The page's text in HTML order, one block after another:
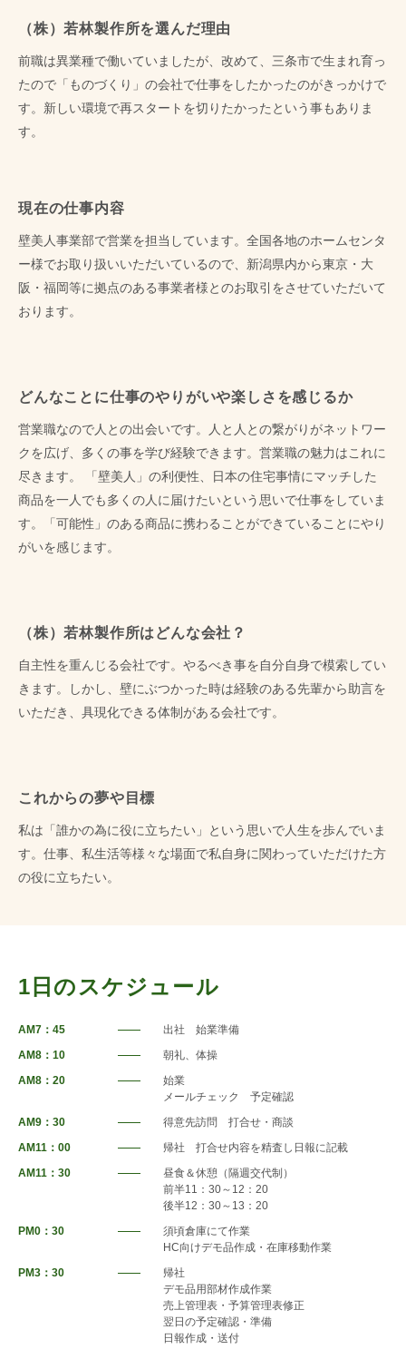
（株）若林製作所を選んだ理由
前職は異業種で働いていましたが、改めて、三条市で生まれ育っ
たので「ものづくり」の会社で仕事をしたかったのがきっかけで
す。新しい環境で再スタートを切りたかったという事もありま
す。
現在の仕事内容
壁美人事業部で営業を担当しています。全国各地のホームセンタ
ー様でお取り扱いいただいているので、新潟県内から東京・大
阪・福岡等に拠点のある事業者様とのお取引をさせていただいて
おります。
どんなことに仕事のやりがいや楽しさを感じるか
営業職なので人との出会いです。人と人との繋がりがネットワー
クを広げ、多くの事を学び経験できます。営業職の魅力はこれに
尽きます。
「壁美人」の利便性、日本の住宅事情にマッチした
商品を一人でも多くの人に届けたいという思いで仕事をしていま
す。「可能性」のある商品に携わることができていることにやり
がいを感じます。
（株）若林製作所はどんな会社？
自主性を重んじる会社です。やるべき事を自分自身で模索してい
きます。しかし、壁にぶつかった時は経験のある先輩から助言を
いただき、具現化できる体制がある会社です。
これからの夢や目標
私は「誰かの為に役に立ちたい」という思いで人生を歩んでいま
す。仕事、私生活等様々な場面で私自身に関わっていただけた方
の役に立ちたい。
1日のスケジュール
AM7：45
出社 始業準備
AM8：10
朝礼、体操
AM8：20
始業
メールチェック 予定確認
AM9：30
得意先訪問 打合せ・商談
AM11：00
帰社 打合せ内容を精査し日報に記載
AM11：30
昼食＆休憩（隔週交代制）
前半11：30～12：20
後半12：30～13：20
PM0：30
須頃倉庫にて作業
HC向けデモ品作成・在庫移動作業
PM3：30
帰社
デモ品用部材作成作業
売上管理表・予算管理表修正
翌日の予定確認・準備
日報作成・送付